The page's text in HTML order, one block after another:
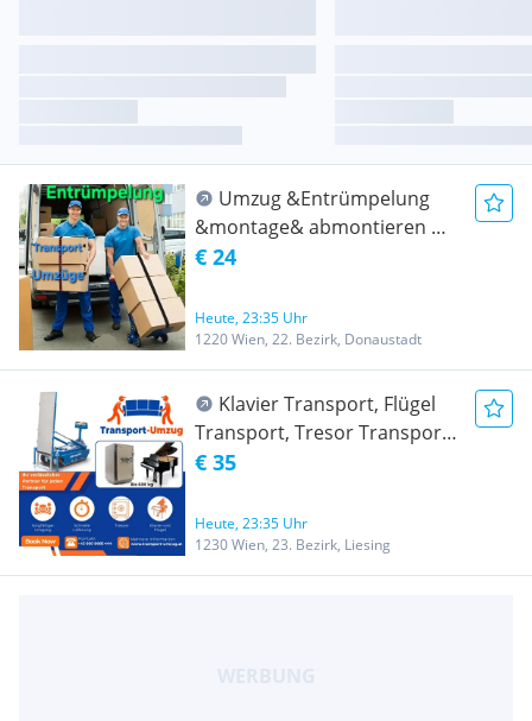
Umzug &Entrümpelung
&montage& abmontieren &
Transport Wien und ganz
€ 24
Heute, 23:35 Uhr
1220 Wien, 22. Bezirk, Donaustadt
Klavier Transport, Flügel
Transport, Tresor Transport,
Ofen Transport, Server
Transport
€ 35
Heute, 23:35 Uhr
1230 Wien, 23. Bezirk, Liesing